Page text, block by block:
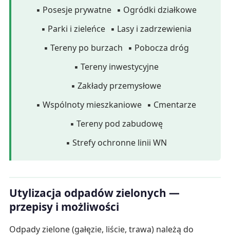
▪ Posesje prywatne ▪ Ogródki działkowe
▪ Parki i zieleńce ▪ Lasy i zadrzewienia
▪ Tereny po burzach ▪ Pobocza dróg
▪ Tereny inwestycyjne
▪ Zakłady przemysłowe
▪ Wspólnoty mieszkaniowe ▪ Cmentarze
▪ Tereny pod zabudowę
▪ Strefy ochronne linii WN
Utylizacja odpadów zielonych —
przepisy i możliwości
Odpady zielone (gałęzie, liście, trawa) należą do